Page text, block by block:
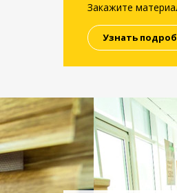
Закажите
Узнать